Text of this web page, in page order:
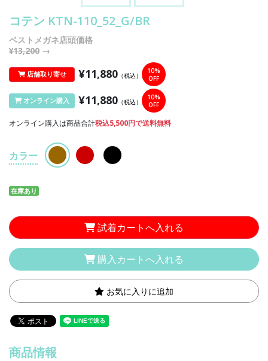
コテン KTN-110_52_G/BR
ベストメガネ店頭価格
¥13,200 →
店舗取り寄せ ¥11,880 （税込）
10%
OFF
オンライン購入 ¥11,880 （税込）
10%
OFF
オンライン購入は商品合計税込5,500円で送料無料
カラー
在庫あり
試着カートへ入れる
購入カートへ入れる
お気に入りに追加
商品情報